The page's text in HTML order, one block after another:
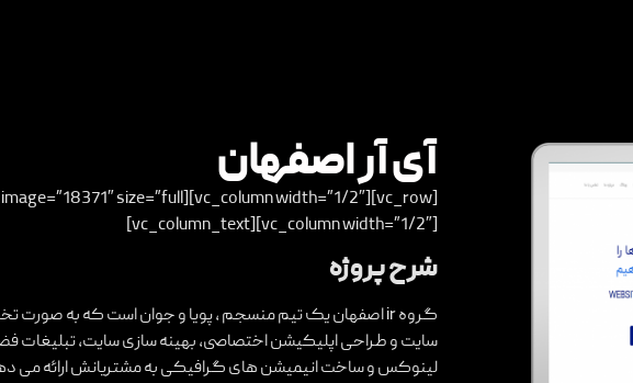
آی آر اصفهان
[vc_column width=”1/2″][vc_column_text]
شرح پروژه
گروهir اصفهان
یک تیم منسجم ، پویا و جوان است که به صورت
سایت و طراحی اپلیکیشن اختصاصی، بهینه سازی سایت، تبلیغات
لینوکس و ساخت انیمیشن های گرافیکی به مشتریانش ارائه می